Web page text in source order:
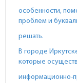
особенности,
проблем и
решать.
В городе
которые
информационно-